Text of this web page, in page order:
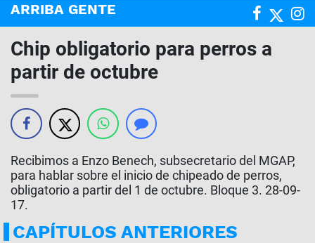
ARRIBA GENTE
Chip obligatorio para perros a
partir de octubre
Recibimos a Enzo Benech, subsecretario del MGAP,
para hablar sobre el inicio de chipeado de perros,
obligatorio a partir del 1 de octubre. Bloque 3. 28-09-
17.
CAPÍTULOS ANTERIORES
ASÍ ES TU DÍA | 05-01-2026